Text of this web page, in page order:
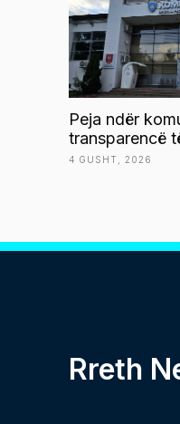
Peja ndër
transparencë
4 GUSHT, 2026
Rreth